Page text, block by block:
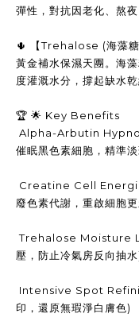
彈性，對抗因老化、熬
🌵 【Trehalose (海藻糖
黃金補水保濕天團。海
度灌溉水分，撐起缺水
🏆 🌟 Key Benefits
Alpha-Arbutin
催眠黑色素細胞，精準
Creatine Cell
廢色素代謝，重啟細胞
Trehalose Moisture
壓，防止冷氣房反向抽水
Intensive Spot
印，還原無瑕淨白膚色)